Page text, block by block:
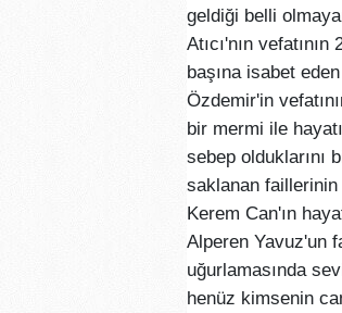
geldiği belli
Atıcı'nın
başına isabet
Özdemir'in
bir mermi ile
sebep olduklarını
saklanan faillerinin
Kerem Can'ın
Alperen Yavuz'un
uğurlamasında
henüz kimsenin